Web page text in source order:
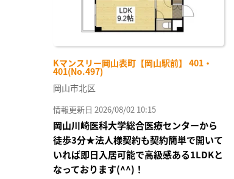
Kマンスリー岡山表町【岡山駅前】 401・
401(No.497)
岡山市北区
情報更新日 2026/08/02 10:15
岡山川崎医科大学総合医療センターから
徒歩3分★法人様契約も契約簡単で開いて
いれば即日入居可能で高級感ある1LDKと
なっております(^^)！